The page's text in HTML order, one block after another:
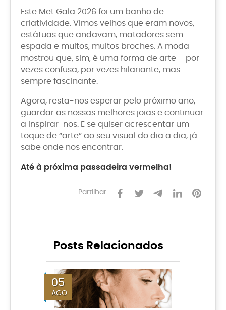
Este Met Gala 2026 foi um banho de
criatividade. Vimos velhos que eram novos,
estátuas que andavam, matadores sem
espada e muitos, muitos broches. A moda
mostrou que, sim, é uma forma de arte – por
vezes confusa, por vezes hilariante, mas
sempre fascinante.
Agora, resta-nos esperar pelo próximo ano,
guardar as nossas melhores joias e continuar
a inspirar-nos. E se quiser acrescentar um
toque de “arte” ao seu visual do dia a dia, já
sabe onde nos encontrar.
Até à próxima passadeira vermelha!
Partilhar
Posts Relacionados
05
AGO